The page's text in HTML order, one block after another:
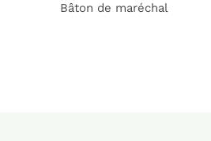
Bâton de maréchal